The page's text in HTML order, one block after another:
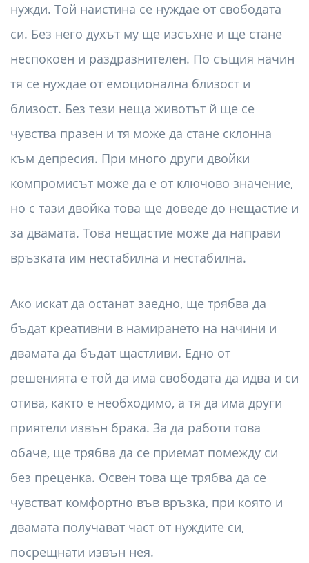
нужди. Той наистина се нуждае от свободата
си. Без него духът му ще изсъхне и ще стане
неспокоен и раздразнителен. По същия начин
тя се нуждае от емоционална близост и
близост. Без тези неща животът й ще се
чувства празен и тя може да стане склонна
към депресия. При много други двойки
компромисът може да е от ключово значение,
но с тази двойка това ще доведе до нещастие и
за двамата. Това нещастие може да направи
връзката им нестабилна и нестабилна.
Ако искат да останат заедно, ще трябва да
бъдат креативни в намирането на начини и
двамата да бъдат щастливи. Едно от
решенията е той да има свободата да идва и си
отива, както е необходимо, а тя да има други
приятели извън брака. За да работи това
обаче, ще трябва да се приемат помежду си
без преценка. Освен това ще трябва да се
чувстват комфортно във връзка, при която и
двамата получават част от нуждите си,
посрещнати извън нея.